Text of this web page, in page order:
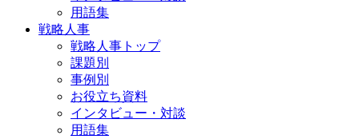
用語集
戦略人事
戦略人事トップ
課題別
事例別
お役立ち資料
インタビュー・対談
用語集